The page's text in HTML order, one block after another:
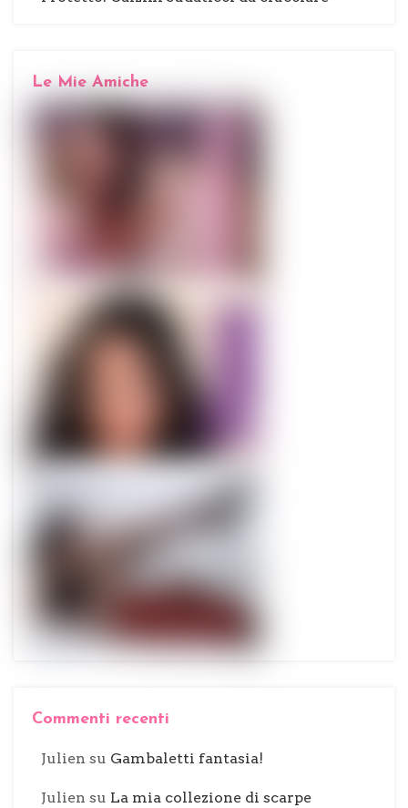
Le Mie Amiche
Commenti recenti
Julien su Gambaletti fantasia!
Julien su La mia collezione di scarpe